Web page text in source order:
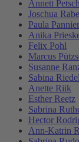
Annett
Joschua
Paula Pannier
Anika
Felix Pohl
Marcus
Susanne
Sabina Riedel
Anette Riik
Esther Reetz
Sabrina
Hector
Ann-Katrin